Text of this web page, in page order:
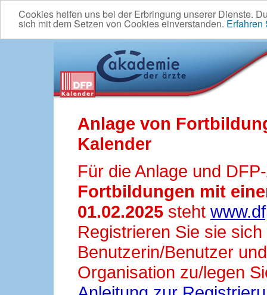
Cookies helfen uns bei der Erbringung unserer Dienste.
sich mit dem Setzen von Cookies einverstanden. Erfahren
Anlage von
Kalender
Für die Anlage und
Fortbildungen mit
01.02.2025 steht
Registrieren Sie sie
Benutzerin/Benutzer
Organisation zu/legen